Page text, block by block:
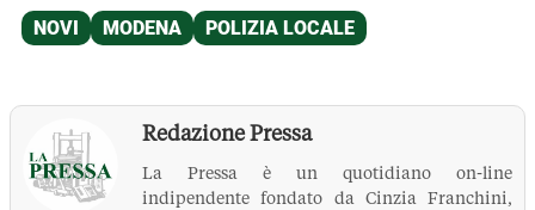
Redazione Pressa
La Pressa è un quotidiano on-line
indipendente fondato da Cinzia Franchini,